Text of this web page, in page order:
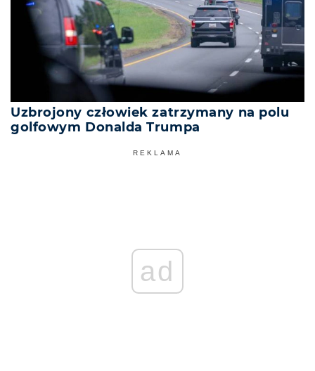
Uzbrojony człowiek zatrzymany na polu
golfowym Donalda Trumpa
REKLAMA
ad